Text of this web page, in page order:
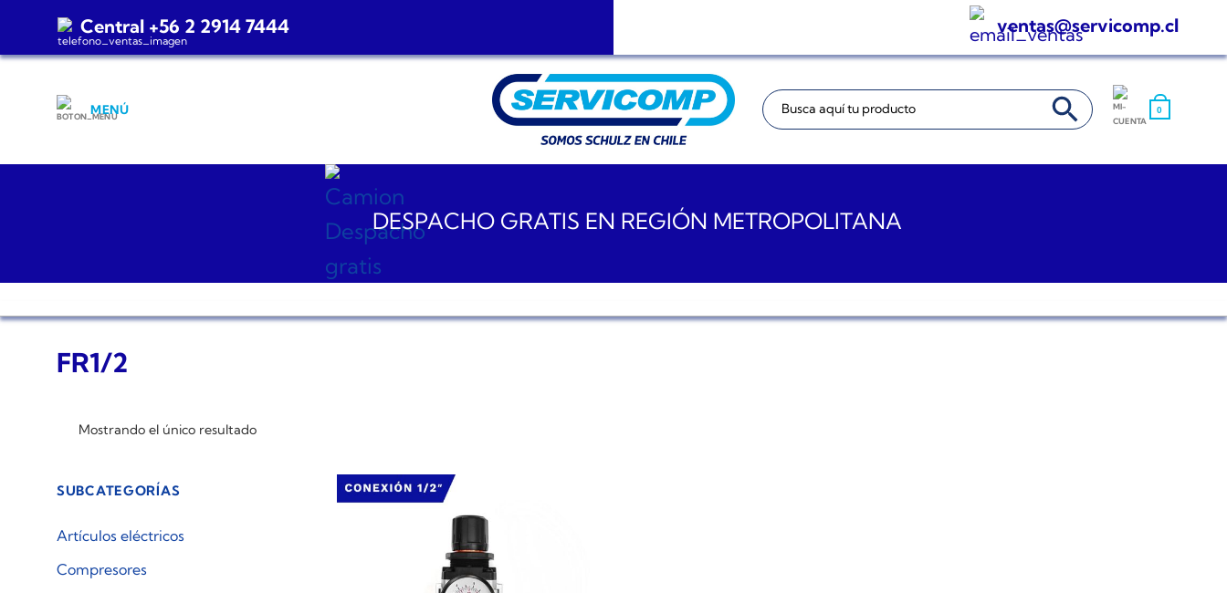
contenido
Central +56 2 2914 7444 ventas@servicomp.cl
MENÚ
Buscar: BOTÓN DE BÚSQUEDA
0
DESPACHO GRATIS EN REGIÓN METROPOLITANA
FR1/2
Mostrando el único resultado
SUBCATEGORÍAS
Artículos eléctricos
Compresores